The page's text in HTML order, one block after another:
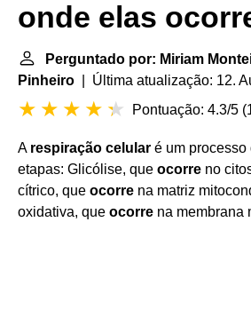
onde elas
Perguntado por: Miriam
Pinheiro | Última atualização: 12.
Pontuação: 4.3/5 (
A respiração celular é um
etapas: Glicólise, que ocorre no
cítrico, que ocorre na matriz
oxidativa, que ocorre na membrana